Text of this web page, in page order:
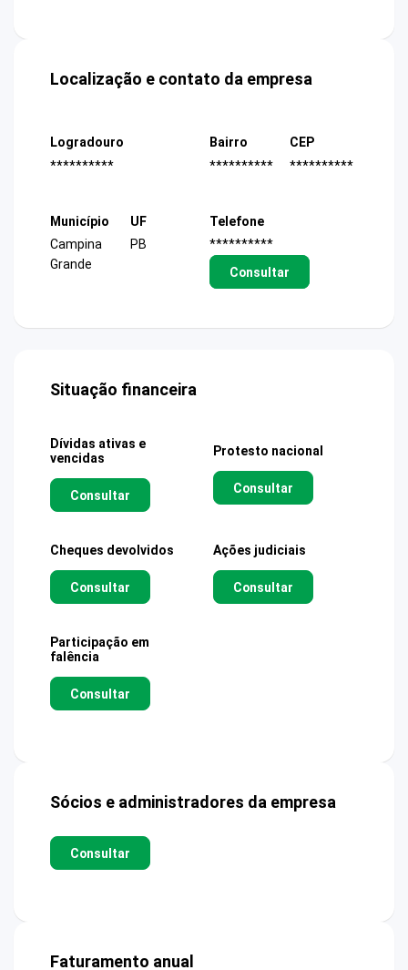
Localização e contato da empresa
Logradouro
**********
Bairro
**********
CEP
**********
Município
Campina
Grande
UF
PB
Telefone
**********
Consultar
Situação financeira
Dívidas ativas e
vencidas
Consultar
Protesto nacional
Consultar
Cheques devolvidos
Consultar
Ações judiciais
Consultar
Participação em
falência
Consultar
Sócios e administradores da empresa
Consultar
Faturamento anual